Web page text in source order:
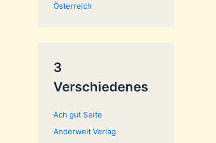
Österreich
3
Verschiedenes
Ach gut Seite
Anderwelt Verlag